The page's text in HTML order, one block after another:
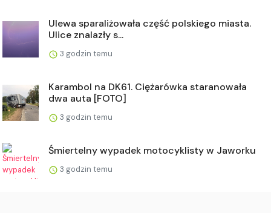
Ulewa sparaliżowała część polskiego miasta.
Ulice znalazły s...
3 godzin temu
Karambol na DK61. Ciężarówka staranowała
dwa auta [FOTO]
3 godzin temu
Śmiertelny wypadek motocyklisty w Jaworku
3 godzin temu